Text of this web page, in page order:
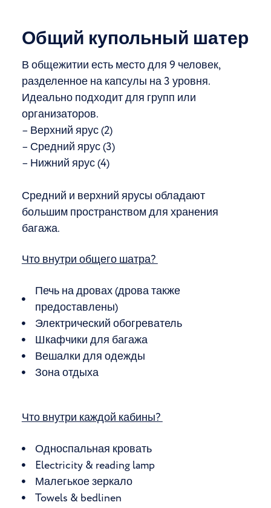
Общий купольный шатер
В общежитии есть место для 9 человек,
разделенное на капсулы на 3 уровня.
Идеально подходит для групп или
организаторов.
– Верхний ярус (2)
– Средний ярус (3)
– Нижний ярус (4)
Средний и верхний ярусы обладают
большим пространством для хранения
багажа.
Что внутри общего шатра?
Печь на дровах (дрова также
предоставлены)
Электрический обогреватель
Шкафчики для багажа
Вешалки для одежды
Зона отдыха
Что внутри каждой кабины?
Односпальная кровать
Electricity & reading lamp
Малегькое зеркало
Towels & bedlinen